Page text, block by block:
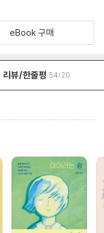
eBook 구매
리뷰/한줄평 54/20